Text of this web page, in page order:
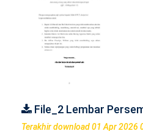
File_2 Lembar
Terakhir download 01 Apr 2026